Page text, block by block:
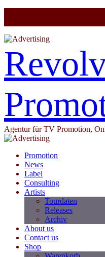
Agentur für TV Promotion,
Promotion
News
Label
Consulting
Artists
Tourdaten
Releases
Archiv
About us
Contact us
Shop